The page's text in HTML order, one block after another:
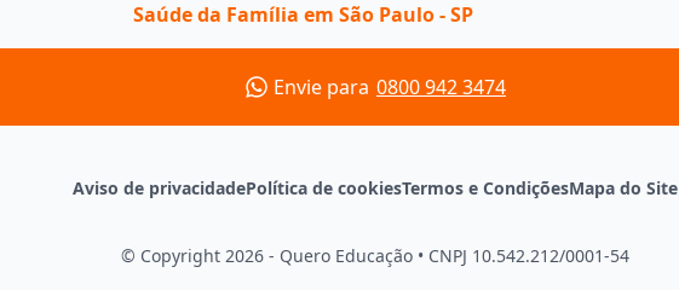
Saúde da Família em São Paulo - SP
Envie para 0800 942 3474
Aviso de privacidadePolítica de cookiesTermos e CondiçõesMapa do Site
© Copyright 2026 - Quero Educação • CNPJ 10.542.212/0001-54